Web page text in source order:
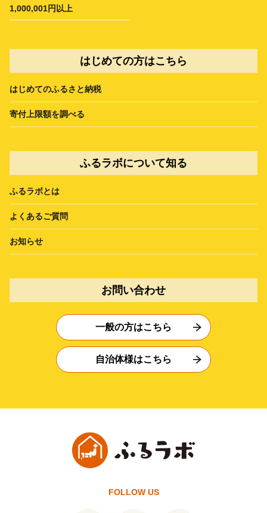
1,000,001円以上
はじめての方はこちら
はじめてのふるさと納税
寄付上限額を調べる
ふるラボについて知る
ふるラボとは
よくあるご質問
お知らせ
お問い合わせ
一般の方はこちら
自治体様はこちら
FOLLOW US